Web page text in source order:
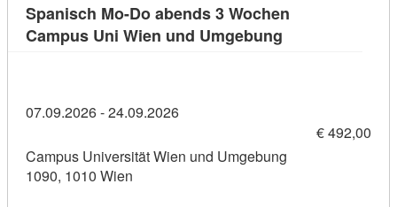
Spanisch Mo-Do abends 3 Wochen
Campus Uni Wien und Umgebung
07.09.2026 - 24.09.2026
€ 492,00
Campus Universität Wien und Umgebung
1090, 1010 Wien